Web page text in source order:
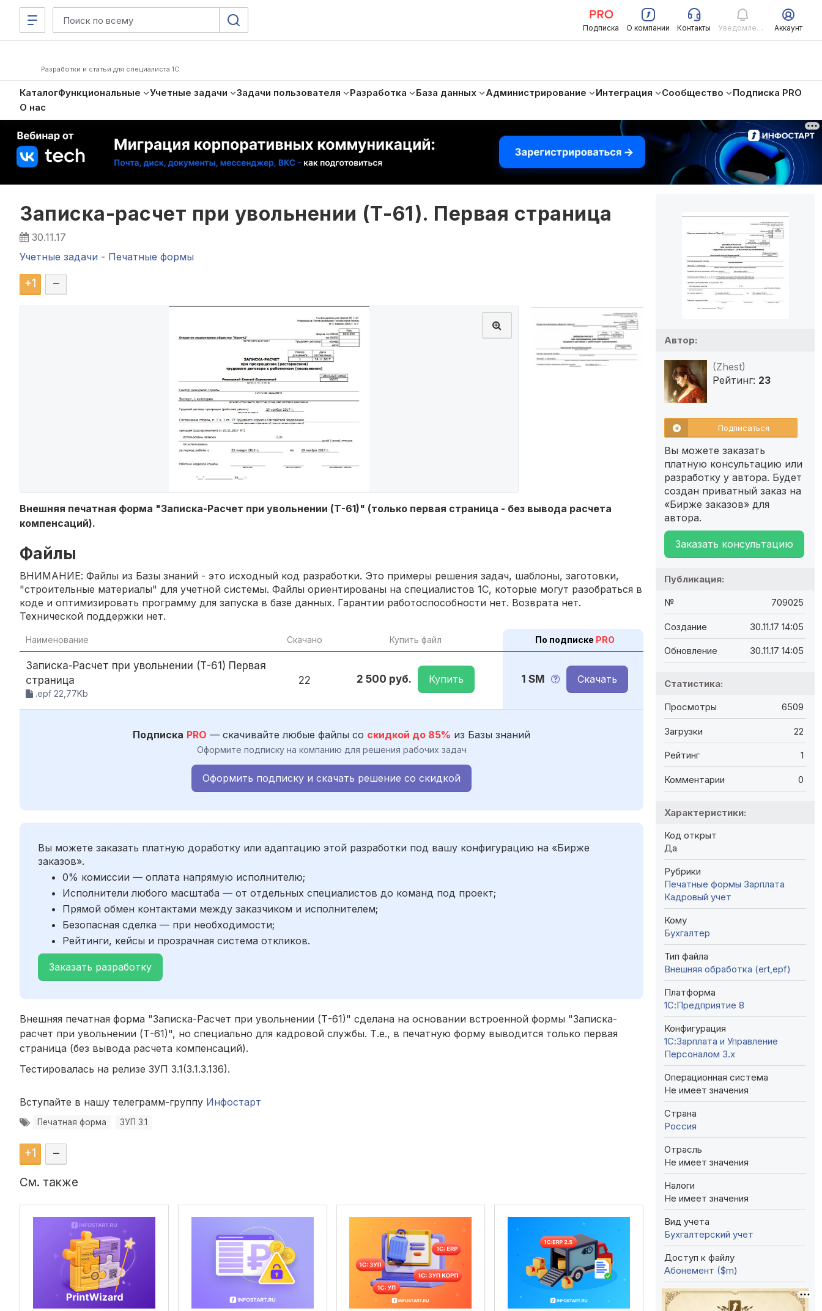
Подписка О компании Контакты Уведомления Аккаунт
Разработки и статьи для специалиста 1С
КаталогФункциональные Учетные задачи Задачи пользователя Разработка База данных Администрирование Интеграция Сообщество
Подписка PRO
О нас
Записка-расчет при увольнении (Т-61). Первая страница
30.11.17
Учетные задачи - Печатные формы
+1 –
Внешняя печатная форма "Записка-Расчет при увольнении (Т-61)" (только первая страница - без вывода расчета
компенсаций).
Файлы
ВНИМАНИЕ: Файлы из Базы знаний - это исходный код разработки. Это примеры решения задач, шаблоны, заготовки,
"строительные материалы" для учетной системы. Файлы ориентированы на специалистов 1С, которые могут разобраться в
коде и оптимизировать программу для запуска в базе данных. Гарантии работоспособности нет. Возврата нет.
Технической поддержки нет.
Наименование Скачано Купить файл По подписке PRO
Записка-Расчет при увольнении (Т-61) Первая
страница
.epf 22,77Kb
22 2 500 руб. Купить 1 SM Скачать
Подписка PRO — скачивайте любые файлы со скидкой до 85% из Базы знаний
Оформите подписку на компанию для решения рабочих задач
Оформить подписку и скачать решение со скидкой
Вы можете заказать платную доработку или адаптацию этой разработки под вашу конфигурацию на «Бирже
заказов».
0% комиссии — оплата напрямую исполнителю;
Исполнители любого масштаба — от отдельных специалистов до команд под проект;
Прямой обмен контактами между заказчиком и исполнителем;
Безопасная сделка — при необходимости;
Рейтинги, кейсы и прозрачная система откликов.
Заказать разработку
Внешняя печатная форма "Записка-Расчет при увольнении (Т-61)" сделана на основании встроенной формы "Записка-
расчет при увольнении (Т-61)", но специально для кадровой службы. Т.е., в печатную форму выводится только первая
страница (без вывода расчета компенсаций).
Тестировалась на релизе ЗУП 3.1(3.1.3.136).
Вступайте в нашу телеграмм-группу Инфостарт
Печатная форма ЗУП 3.1
+1 –
См. также
Автор:
(Zhest)
Рейтинг: 23
Подписаться
Вы можете заказать
платную консультацию или
разработку у автора. Будет
создан приватный заказ на
«Бирже заказов» для
автора.
Заказать консультацию
Публикация:
№ 709025
Создание 30.11.17 14:05
Обновление 30.11.17 14:05
Статистика:
Просмотры 6509
Загрузки 22
Рейтинг 1
Комментарии 0
Характеристики:
Код открыт
Да
Рубрики
Печатные формы Зарплата
Кадровый учет
Кому
Бухгалтер
Тип файла
Внешняя обработка (ert,epf)
Платформа
1С:Предприятие 8
Конфигурация
1С:Зарплата и Управление
Персоналом 3.x
Операционная система
Не имеет значения
Страна
Россия
Отрасль
Не имеет значения
Налоги
Не имеет значения
Вид учета
Бухгалтерский учет
Доступ к файлу
Абонемент ($m)